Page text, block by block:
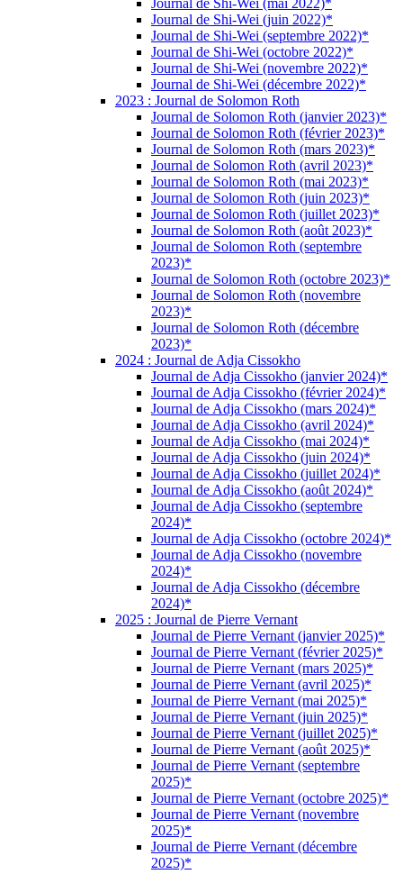
Journal de Shi-Wei (mai 2022)*
Journal de Shi-Wei (juin 2022)*
Journal de Shi-Wei (septembre 2022)*
Journal de Shi-Wei (octobre 2022)*
Journal de Shi-Wei (novembre 2022)*
Journal de Shi-Wei (décembre 2022)*
2023 : Journal de Solomon Roth
Journal de Solomon Roth (janvier 2023)*
Journal de Solomon Roth (février 2023)*
Journal de Solomon Roth (mars 2023)*
Journal de Solomon Roth (avril 2023)*
Journal de Solomon Roth (mai 2023)*
Journal de Solomon Roth (juin 2023)*
Journal de Solomon Roth (juillet 2023)*
Journal de Solomon Roth (août 2023)*
Journal de Solomon Roth (septembre
2023)*
Journal de Solomon Roth (octobre 2023)*
Journal de Solomon Roth (novembre
2023)*
Journal de Solomon Roth (décembre
2023)*
2024 : Journal de Adja Cissokho
Journal de Adja Cissokho (janvier 2024)*
Journal de Adja Cissokho (février 2024)*
Journal de Adja Cissokho (mars 2024)*
Journal de Adja Cissokho (avril 2024)*
Journal de Adja Cissokho (mai 2024)*
Journal de Adja Cissokho (juin 2024)*
Journal de Adja Cissokho (juillet 2024)*
Journal de Adja Cissokho (août 2024)*
Journal de Adja Cissokho (septembre
2024)*
Journal de Adja Cissokho (octobre 2024)*
Journal de Adja Cissokho (novembre
2024)*
Journal de Adja Cissokho (décembre
2024)*
2025 : Journal de Pierre Vernant
Journal de Pierre Vernant (janvier 2025)*
Journal de Pierre Vernant (février 2025)*
Journal de Pierre Vernant (mars 2025)*
Journal de Pierre Vernant (avril 2025)*
Journal de Pierre Vernant (mai 2025)*
Journal de Pierre Vernant (juin 2025)*
Journal de Pierre Vernant (juillet 2025)*
Journal de Pierre Vernant (août 2025)*
Journal de Pierre Vernant (septembre
2025)*
Journal de Pierre Vernant (octobre 2025)*
Journal de Pierre Vernant (novembre
2025)*
Journal de Pierre Vernant (décembre
2025)*